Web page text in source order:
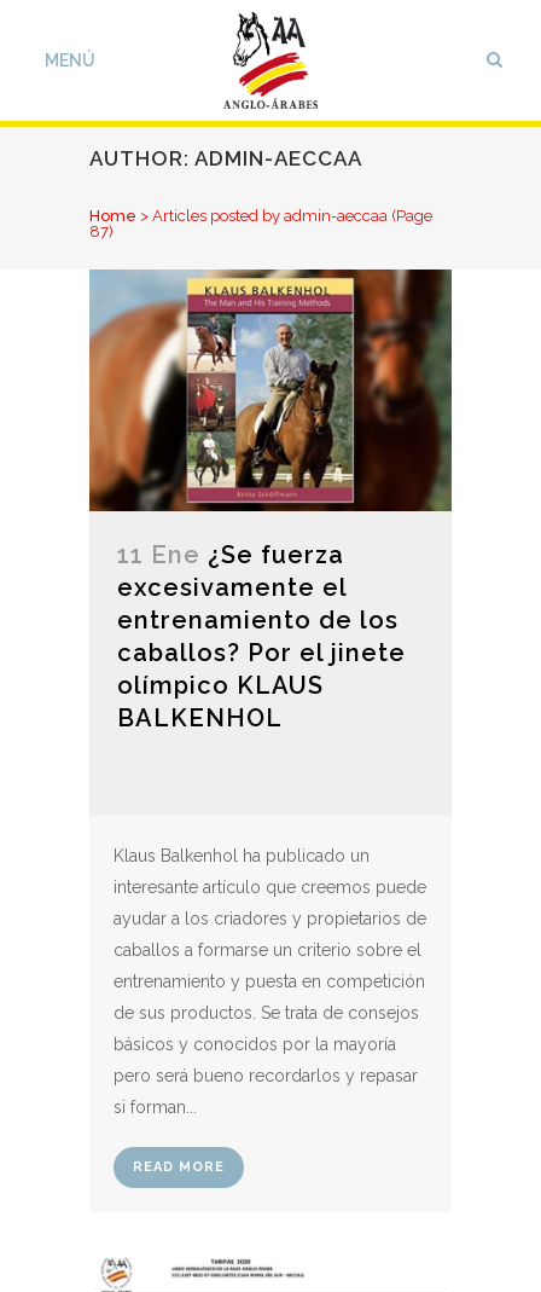
AUTHOR: ADMIN-AECCAA
Home > Articles posted by admin-aeccaa (Page
87)
11 Ene ¿Se fuerza
excesivamente el
entrenamiento de los
caballos? Por el jinete
olímpico KLAUS
BALKENHOL
Klaus Balkenhol ha publicado un
interesante artículo que creemos puede
ayudar a los criadores y propietarios de
caballos a formarse un criterio sobre el
entrenamiento y puesta en competición
de sus productos. Se trata de consejos
básicos y conocidos por la mayoría
pero será bueno recordarlos y repasar
si forman...
READ MORE